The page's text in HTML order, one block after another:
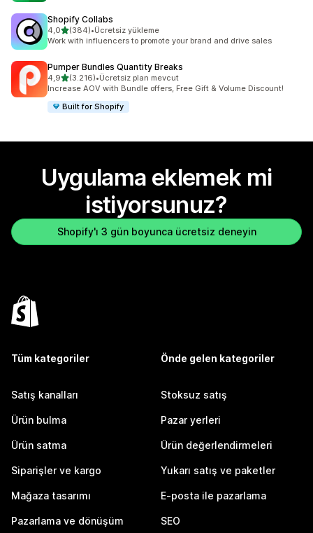
Shopify Collabs
4,05 yıldız üzerinden
(384)
toplam 384 değerlendirme
•Ücretsiz yükleme
Work with influencers to promote your brand and drive sales
Pumper Bundles Quantity Breaks
4,95 yıldız üzerinden
(3.216)
toplam 3216 değerlendirme
•Ücretsiz plan mevcut
Increase AOV with Bundle offers, Free Gift & Volume Discount!
Built for Shopify
Uygulama eklemek mi
istiyorsunuz?
Shopify'ı 3 gün boyunca ücretsiz deneyin
Tüm kategoriler
Satış kanalları
Ürün bulma
Ürün satma
Siparişler ve kargo
Mağaza tasarımı
Pazarlama ve dönüşüm
Önde gelen kategoriler
Stoksuz satış
Pazar yerleri
Ürün değerlendirmeleri
Yukarı satış ve paketler
E-posta ile pazarlama
SEO